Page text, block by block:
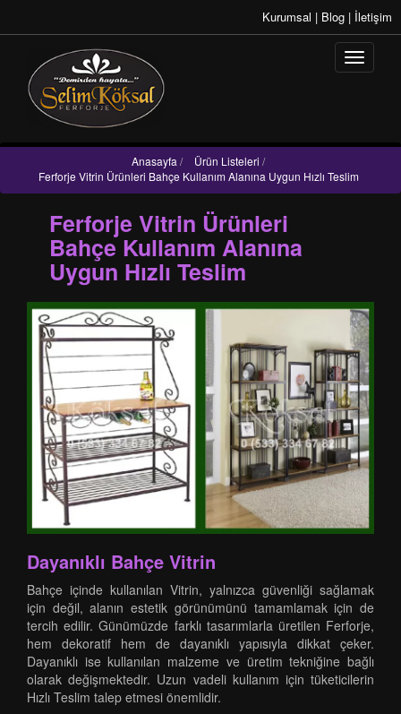
Kurumsal | Blog | İletişim
Anasayfa / Ürün Listeleri /
Ferforje Vitrin Ürünleri Bahçe Kullanım Alanına Uygun Hızlı Teslim
Ferforje Vitrin Ürünleri
Bahçe Kullanım Alanına
Uygun Hızlı Teslim
Dayanıklı Bahçe Vitrin
Bahçe içinde kullanılan Vitrin, yalnızca güvenliği sağlamak
için değil, alanın estetik görünümünü tamamlamak için de
tercih edilir. Günümüzde farklı tasarımlarla üretilen Ferforje,
hem dekoratif hem de dayanıklı yapısıyla dikkat çeker.
Dayanıklı ise kullanılan malzeme ve üretim tekniğine bağlı
olarak değişmektedir. Uzun vadeli kullanım için tüketicilerin
Hızlı Teslim talep etmesi önemlidir.